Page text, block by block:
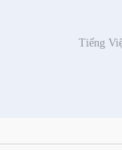
Tiếng